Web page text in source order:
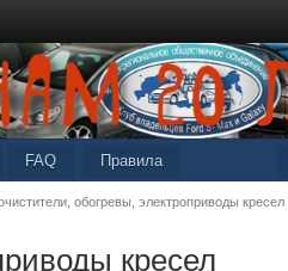
FAQ Правила
обогревы, электроприводы кресел
кресел